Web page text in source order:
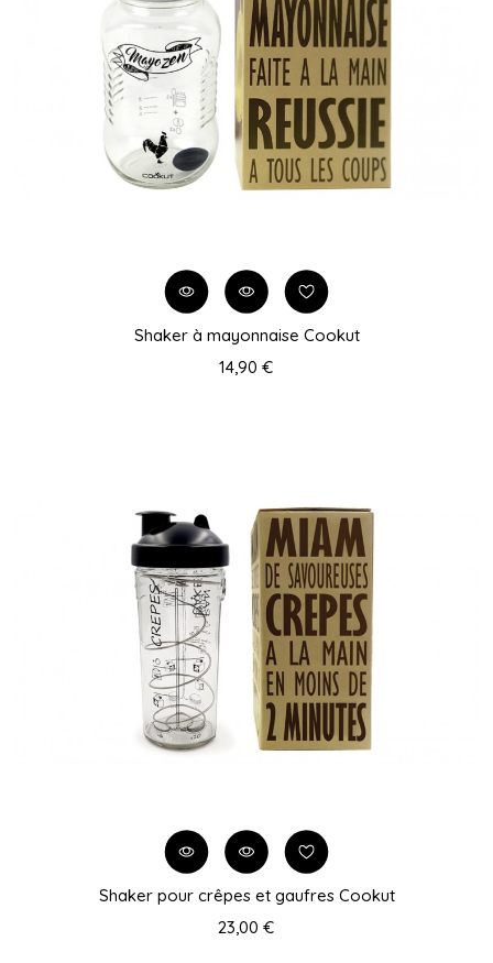
Shaker à mayonnaise Cookut
14,90 €
Shaker pour crêpes et gaufres Cookut
23,00 €